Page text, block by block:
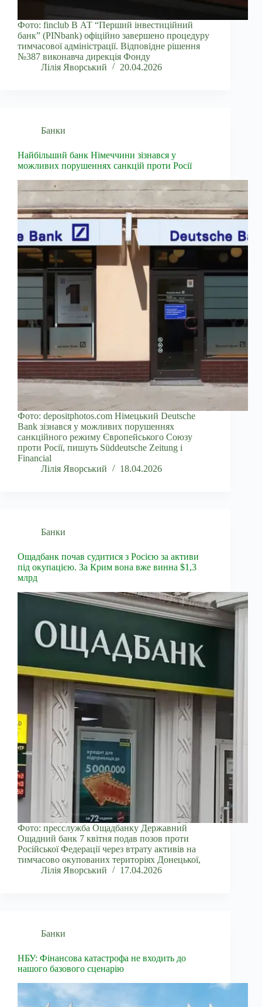
Фото: finclub В АТ “Перший інвестиційний
банк” (PINbank) офіційно завершено процедуру
тимчасової адміністрації. Відповідне рішення
№387 виконавча дирекція Фонду
Лілія Яворський
20.04.2026
Банки
Найбільший банк Німеччини зізнався у
можливих порушеннях санкцій проти Росії
Фото: depositphotos.com Німецький Deutsche
Bank зізнався у можливих порушеннях
санкційного режиму Європейського Союзу
проти Росії, пишуть Süddeutsche Zeitung і
Financial
Лілія Яворський
18.04.2026
Банки
Ощадбанк почав судитися з Росією за активи
під окупацією. За Крим вона вже винна $1,3
млрд
Фото: пресслужба Ощадбанку Державний
Ощадний банк 7 квітня подав позов проти
Російської Федерації через втрату активів на
тимчасово окупованих територіях Донецької,
Лілія Яворський
17.04.2026
Банки
НБУ: Фінансова катастрофа не входить до
нашого базового сценарію